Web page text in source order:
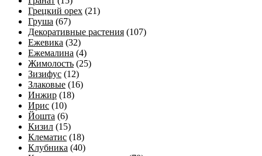
Грецкий орех (21)
Груша (67)
Декоративные растения (107)
Ежевика (32)
Ежемалина (4)
Жимолость (25)
Зизифус (12)
Злаковые (16)
Инжир (18)
Ирис (10)
Йошта (6)
Кизил (15)
Клематис (18)
Клубника (40)